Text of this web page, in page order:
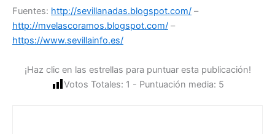
Fuentes: http://sevillanadas.blogspot.com/ –
http://mvelascoramos.blogspot.com/ –
https://www.sevillainfo.es/
¡Haz clic en las estrellas para puntuar esta publicación!
Votos Totales: 1 - Puntuación media: 5